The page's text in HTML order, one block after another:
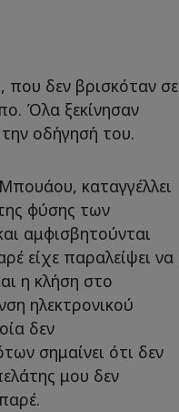
που δεν βρισκόταν σε
Όλα ξεκίνησαν
οδήγησή του.
καταγγέλλει
φύσης των
αμφισβητούνται
είχε παραλείψει να
η κλήση στο
ηλεκτρονικού
δεν
σημαίνει ότι δεν
μου δεν